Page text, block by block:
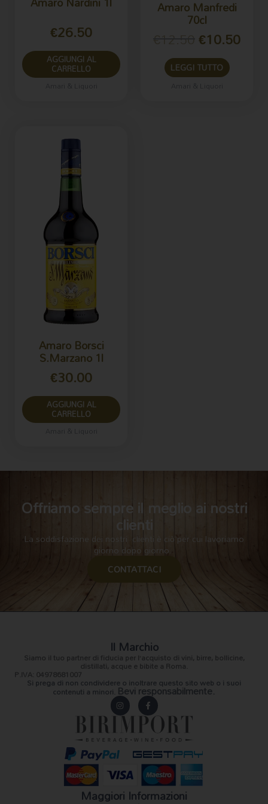
€26.50
AGGIUNGI AL
CARRELLO
Amaro Manfredi
70cl
€10.50
LEGGI TUTTO
Amaro Borsci
S.Marzano 1l
€30.00
AGGIUNGI AL
CARRELLO
Offriamo sempre il meglio ai nostri
clienti
La soddisfazione dei nostri clienti è ciò per cui lavoriamo
giorno dopo giorno.
CONTATTACI
Il Marchio
Si prega di non condividere o inoltrare questo sito web o i suoi
contenuti a minori. Bevi responsabilmente.
In
s
t
g
r
a
F
a
c
eb
o
o
k
-f
Maggiori Informazioni